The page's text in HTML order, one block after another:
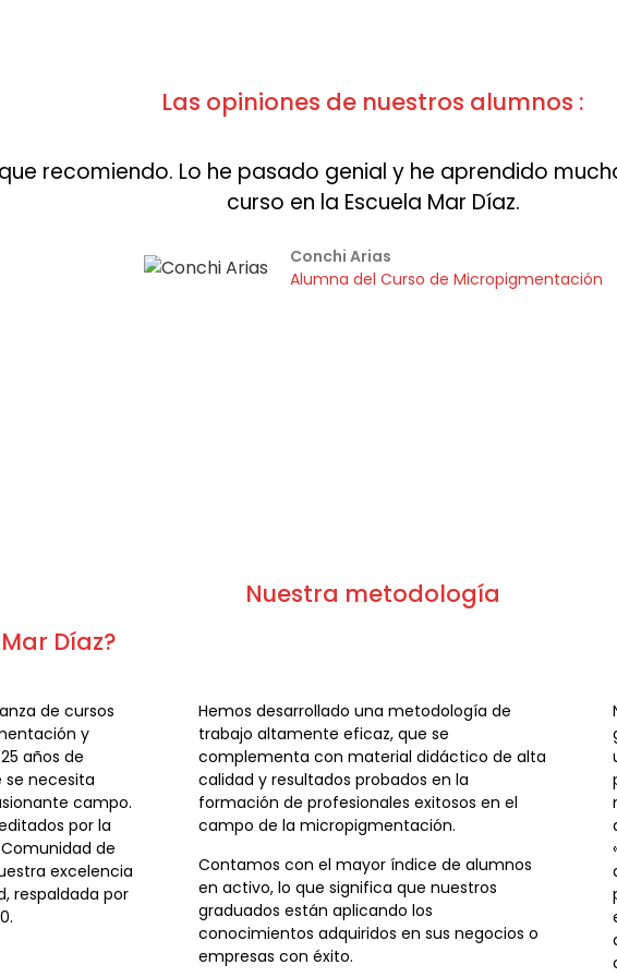
Las opiniones de nuestros alumnos :
recomiendo. Lo he pasado genial y he aprendido
curso en la Escuela Mar Díaz.
Conchi Arias
Alumna del Curso de Micropigmentación
Díaz?
Nuestra metodología
de cursos
y
años de
se necesita
campo.
por la
de
excelencia
respaldada por
Hemos desarrollado una metodología de
trabajo altamente eficaz, que se
complementa con material didáctico de alta
calidad y resultados probados en la
formación de profesionales exitosos en el
campo de la micropigmentación.
Contamos con el mayor índice de alumnos
en activo, lo que significa que nuestros
graduados están aplicando los
conocimientos adquiridos en sus negocios o
empresas con éxito.